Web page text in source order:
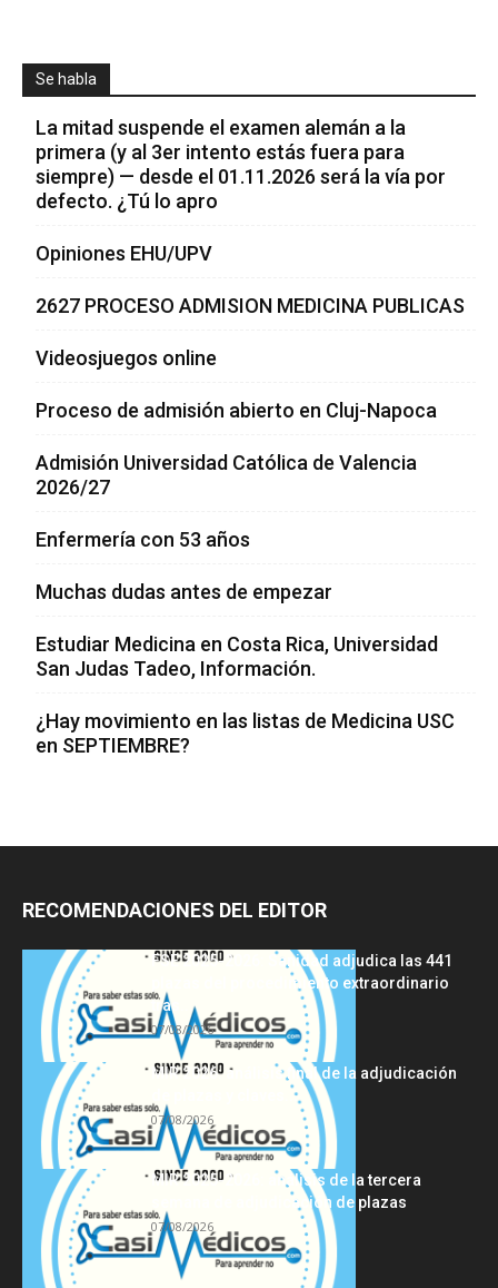
Se habla
La mitad suspende el examen alemán a la
primera (y al 3er intento estás fuera para
siempre) — desde el 01.11.2026 será la vía por
defecto. ¿Tú lo apro
Opiniones EHU/UPV
2627 PROCESO ADMISION MEDICINA PUBLICAS
Videosjuegos online
Proceso de admisión abierto en Cluj-Napoca
Admisión Universidad Católica de Valencia
2026/27
Enfermería con 53 años
Muchas dudas antes de empezar
Estudiar Medicina en Costa Rica, Universidad
San Judas Tadeo, Información.
¿Hay movimiento en las listas de Medicina USC
en SEPTIEMBRE?
RECOMENDACIONES DEL EDITOR
FSE 2025-2026: Sanidad adjudica las 441
plazas del procedimiento extraordinario
tras...
07/08/2026
MIR 2026: análisis final de la adjudicación
de plazas y claves...
07/08/2026
MIR 2025-2026: análisis de la tercera
semana de adjudicación de plazas
07/08/2026